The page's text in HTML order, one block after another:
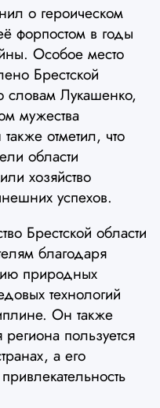
о героическом
форпостом в годы
Особое место
Брестской
словам Лукашенко,
мужества
отметил, что
области
хозяйство
успехов.
Брестской области
благодаря
природных
технологий
Он также
пользуется
а его